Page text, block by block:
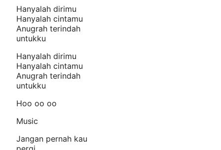
Hanyalah dirimu
Hanyalah cintamu
Anugrah terindah
untukku
Hanyalah dirimu
Hanyalah cintamu
Anugrah terindah
untukku
Hoo oo oo
Music
Jangan pernah kau